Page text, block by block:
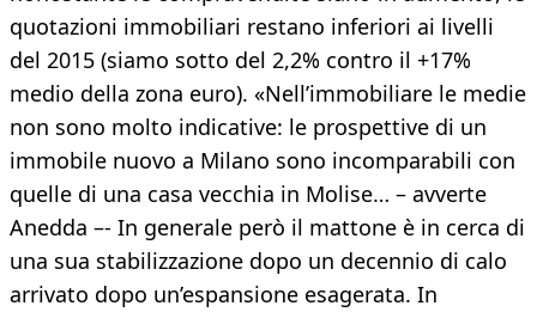
quotazioni immobiliari restano inferiori ai livelli
del 2015 (siamo sotto del 2,2% contro il +17%
medio della zona euro). «Nell’immobiliare le medie
non sono molto indicative: le prospettive di un
immobile nuovo a Milano sono incomparabili con
quelle di una casa vecchia in Molise… – avverte
Anedda –- In generale però il mattone è in cerca di
una sua stabilizzazione dopo un decennio di calo
arrivato dopo un’espansione esagerata. In